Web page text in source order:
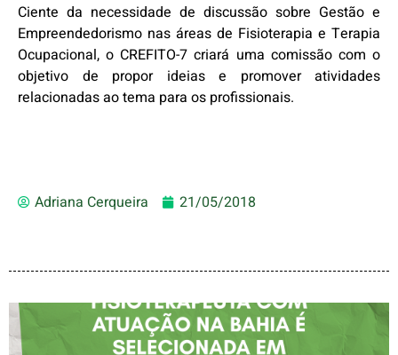
Ciente da necessidade de discussão sobre Gestão e
Empreendedorismo nas áreas de Fisioterapia e Terapia
Ocupacional, o CREFITO-7 criará uma comissão com o
objetivo de propor ideias e promover atividades
relacionadas ao tema para os profissionais.
Adriana Cerqueira 21/05/2018